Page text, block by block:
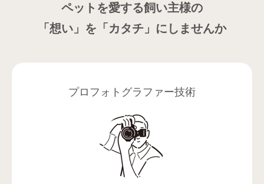
ペットを愛する飼い主様の
「想い」を「カタチ」にしませんか
プロフォトグラファー技術